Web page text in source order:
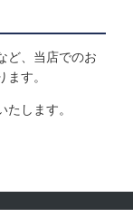
ど、当店でのお
す。
します。